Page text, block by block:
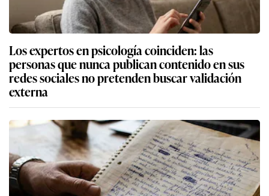
Los expertos en psicología coinciden: las
personas que nunca publican contenido en sus
redes sociales no pretenden buscar validación
externa